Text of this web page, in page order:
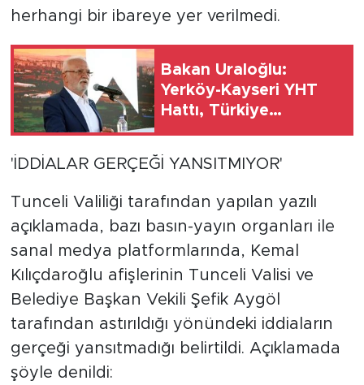
herhangi bir ibareye yer verilmedi.
Bakan Uraloğlu:
Yerköy-Kayseri YHT
Hattı, Türkiye
vizyonunun somut bir
ifadesidir (3)
'İDDİALAR GERÇEĞİ YANSITMIYOR'
Tunceli Valiliği tarafından yapılan yazılı
açıklamada, bazı basın-yayın organları ile
sanal medya platformlarında, Kemal
Kılıçdaroğlu afişlerinin Tunceli Valisi ve
Belediye Başkan Vekili Şefik Aygöl
tarafından astırıldığı yönündeki iddiaların
gerçeği yansıtmadığı belirtildi. Açıklamada
şöyle denildi: